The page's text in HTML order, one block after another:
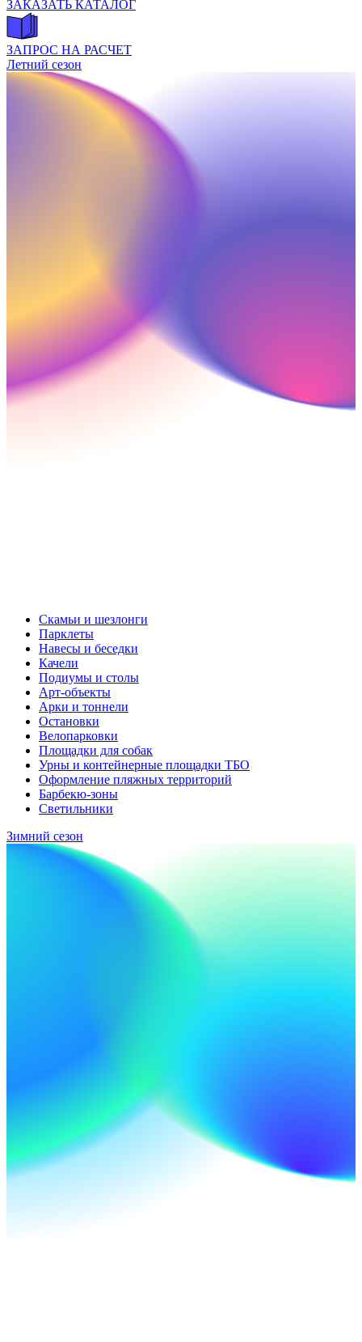
ЗАКАЗАТЬ КАТАЛОГ
ЗАПРОС НА РАСЧЕТ
Летний сезон
Скамьи и шезлонги
Парклеты
Навесы и беседки
Качели
Подиумы и столы
Арт-объекты
Арки и тоннели
Остановки
Велопарковки
Площадки для собак
Урны и контейнерные площадки ТБО
Оформление пляжных территорий
Барбекю-зоны
Светильники
Зимний сезон